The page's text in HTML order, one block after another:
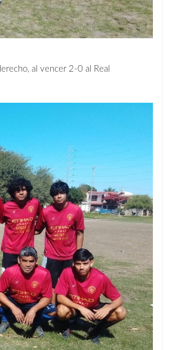
al vencer 2-0 al Real